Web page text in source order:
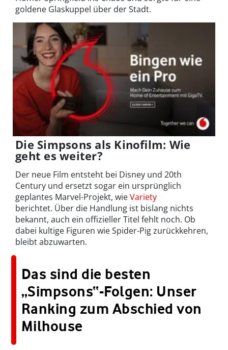
goldene Glaskuppel über der Stadt.
Die Simpsons als Kinofilm: Wie
geht es weiter?
Der neue Film entsteht bei Disney und 20th
Century und ersetzt sogar ein ursprünglich
geplantes Marvel-Projekt, wieVariety
berichtet. Über die Handlung ist bislang nichts
bekannt, auch ein offizieller Titel fehlt noch. Ob
dabei kultige Figuren wie Spider-Pig zurückkehren,
bleibt abzuwarten.
Das sind die besten
„Simpsons“-Folgen: Unser
Ranking zum Abschied von
Milhouse